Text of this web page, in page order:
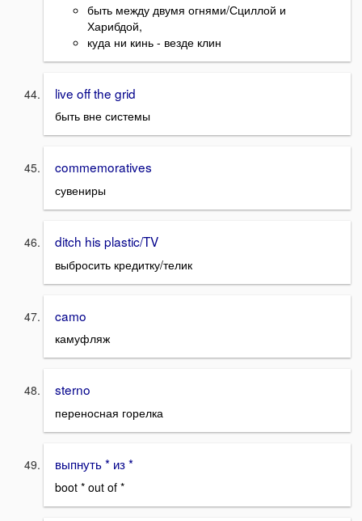
быть между двумя огнями/Сциллой и
Харибдой,
куда ни кинь - везде клин
live off the grid
быть вне системы
commemoratives
сувениры
ditch his plastic/TV
выбросить кредитку/телик
camo
камуфляж
sterno
переносная горелка
выпнуть * из *
boot * out of *